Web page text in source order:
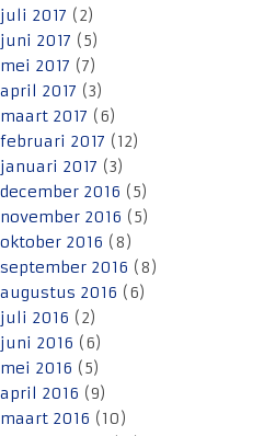
juli 2017 (2)
juni 2017 (5)
mei 2017 (7)
april 2017 (3)
maart 2017 (6)
februari 2017 (12)
januari 2017 (3)
december 2016 (5)
november 2016 (5)
oktober 2016 (8)
september 2016 (8)
augustus 2016 (6)
juli 2016 (2)
juni 2016 (6)
mei 2016 (5)
april 2016 (9)
maart 2016 (10)